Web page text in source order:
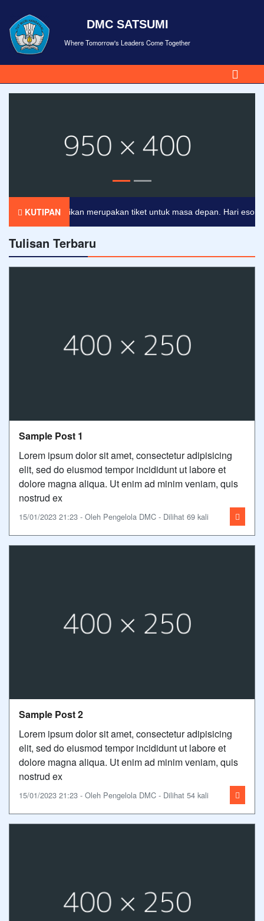
DMC SATSUMI
Where Tomorrow's Leaders Come Together
KUTIPAN
Pendidikan merupakan tiket untuk masa depan. Hari esok
Tulisan Terbaru
Sample Post 1
Lorem ipsum dolor sit amet, consectetur adipisicing
elit, sed do eiusmod tempor incididunt ut labore et
dolore magna aliqua. Ut enim ad minim veniam, quis
nostrud ex
15/01/2023 21:23 - Oleh Pengelola DMC - Dilihat 69 kali
Sample Post 2
Lorem ipsum dolor sit amet, consectetur adipisicing
elit, sed do eiusmod tempor incididunt ut labore et
dolore magna aliqua. Ut enim ad minim veniam, quis
nostrud ex
15/01/2023 21:23 - Oleh Pengelola DMC - Dilihat 54 kali